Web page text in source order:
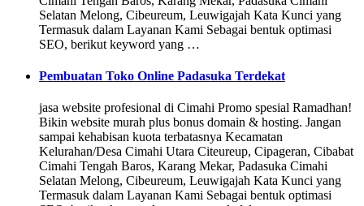
Selatan Melong, Cibeureum, Leuwigajah Kata Kunci yang
Termasuk dalam Layanan Kami Sebagai bentuk optimasi
SEO, berikut keyword yang …
Pembuatan Toko Online Padasuka Terdekat
jasa website profesional di Cimahi Promo spesial Ramadhan!
Bikin website murah plus bonus domain & hosting. Jangan
sampai kehabisan kuota terbatasnya Kecamatan
Kelurahan/Desa Cimahi Utara Citeureup, Cipageran, Cibabat
Cimahi Tengah Baros, Karang Mekar, Padasuka Cimahi
Selatan Melong, Cibeureum, Leuwigajah Kata Kunci yang
Termasuk dalam Layanan Kami Sebagai bentuk optimasi